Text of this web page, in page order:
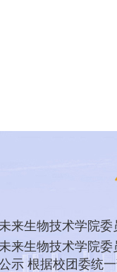
来生物技术学院
来生物技术学院
示 根据校团委统